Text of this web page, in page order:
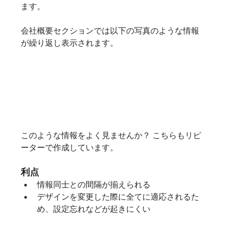
ます。
会社概要セクションでは以下の写真のような情報
が繰り返し表示されます。
このような情報をよく見ませんか？ こちらもリピ
ーターで作成しています。
利点
情報同士との間隔が揃えられる
デザインを変更した際に全てに適応されるた
め、設定忘れなどが起きにくい